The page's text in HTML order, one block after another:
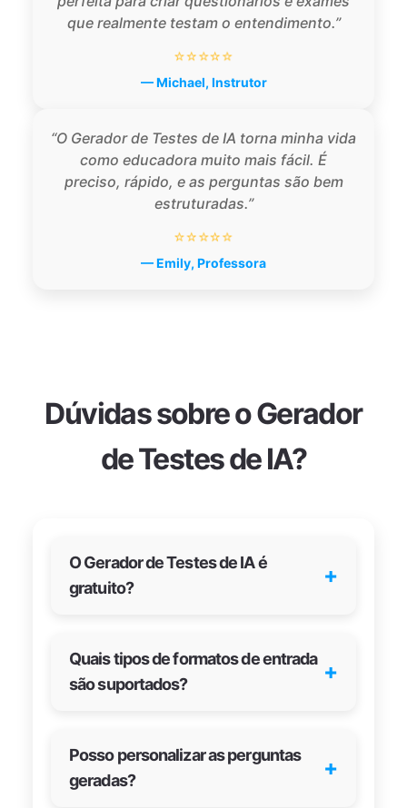
que realmente testam o entendimento.”
⭐⭐⭐⭐⭐
— Michael, Instrutor
“O Gerador de Testes de IA torna minha vida
como educadora muito mais fácil. É
preciso, rápido, e as perguntas são bem
estruturadas.”
⭐⭐⭐⭐⭐
— Emily, Professora
Dúvidas sobre o Gerador
de Testes de IA?
O Gerador de Testes de IA é
gratuito?
+
Quais tipos de formatos de entrada
são suportados?
+
Posso personalizar as perguntas
geradas?
+